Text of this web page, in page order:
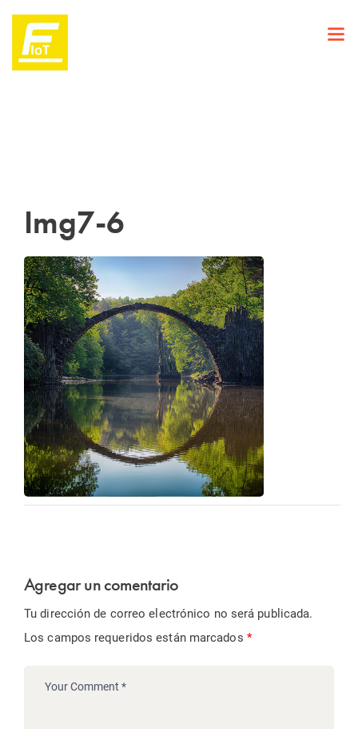
Img7-6
Agregar un comentario
Tu dirección de correo electrónico no será publicada.
Los campos requeridos están marcados *